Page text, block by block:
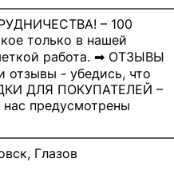
– 100
только в нашей
работа. ➡ ОТЗЫВЫ
- убедись, что
ДЛЯ ПОКУПАТЕЛЕЙ –
предусмотрены
Глазов